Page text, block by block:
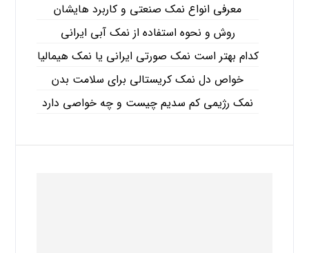
معرفی انواع نمک صنعتی و کاربرد هایشان
روش و نحوه استفاده از نمک آبی ایرانی
کدام بهتر است نمک صورتی ایرانی یا نمک هیمالیا
خواص دل نمک کریستالی برای سلامت بدن
نمک رژیمی کم سدیم چیست و چه خواصی دارد